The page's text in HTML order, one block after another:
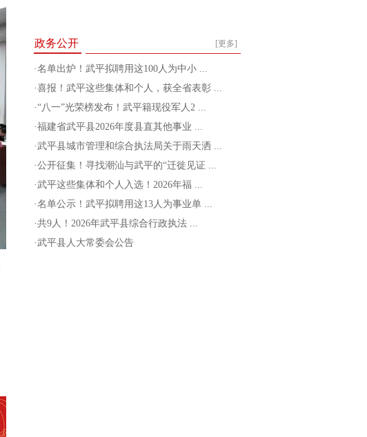
[更多]
政务公开
·名单出炉！武平拟聘用这100人为中小 ...
·喜报！武平这些集体和个人，获全省表彰 ...
·“八一”光荣榜发布！武平籍现役军人2 ...
·福建省武平县2026年度县直其他事业 ...
·武平县城市管理和综合执法局关于雨天洒 ...
·公开征集！寻找潮汕与武平的“迁徙见证 ...
·武平这些集体和个人入选！2026年福 ...
·名单公示！武平拟聘用这13人为事业单 ...
·共9人！2026年武平县综合行政执法 ...
·武平县人大常委会公告